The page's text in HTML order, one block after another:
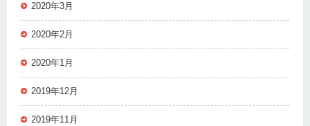
2020年3月
2020年2月
2020年1月
2019年12月
2019年11月